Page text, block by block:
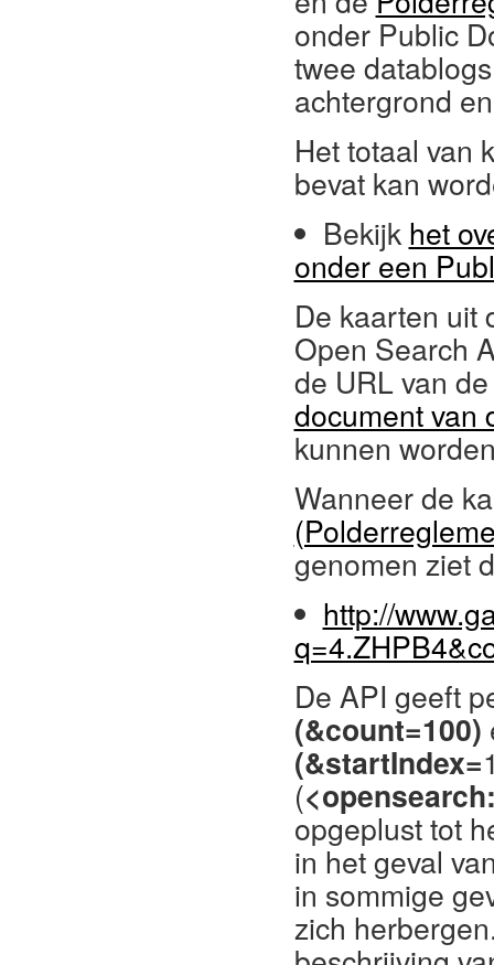
onder Public
twee
achtergrond
Het totaal van
bevat kan
Bekijk het
onder een
De kaarten uit
Open Search
de URL van
document van
kunnen
Wanneer de
genomen ziet
http://
De API geeft
(&count=100)
(&startIndex=
(
opgeplust tot
in het geval
in sommige
zich